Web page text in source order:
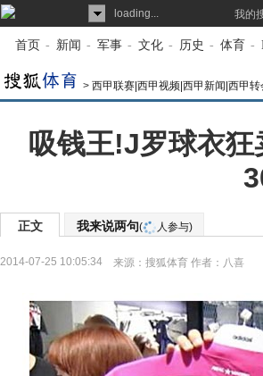
loading... 我的
首页 - 新闻 - 军事 - 文化 - 历史 - 体育 -
> 西甲联赛|西甲视频|西甲新闻|西甲转
吸钱王!J罗球衣
正文 我来说两句( 人参与)
2014-07-25 10:05:34 来源： 搜狐体育 作者：八喜